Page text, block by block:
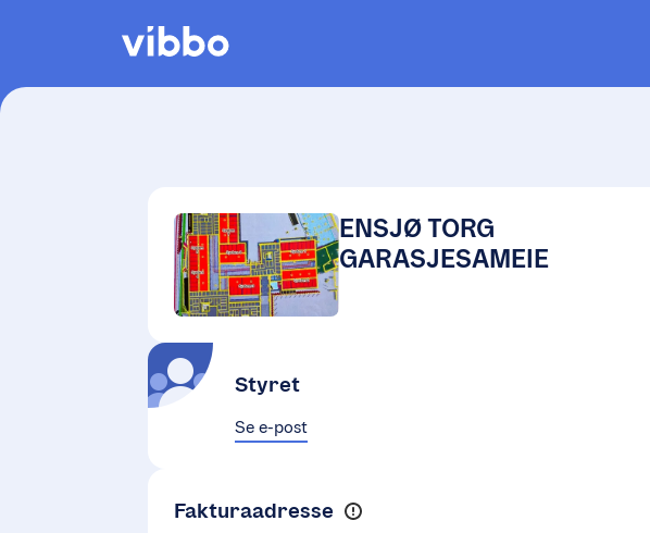
ENSJØ TORG
GARASJESAMEIE
Styret
Se e-post
Fakturaadresse